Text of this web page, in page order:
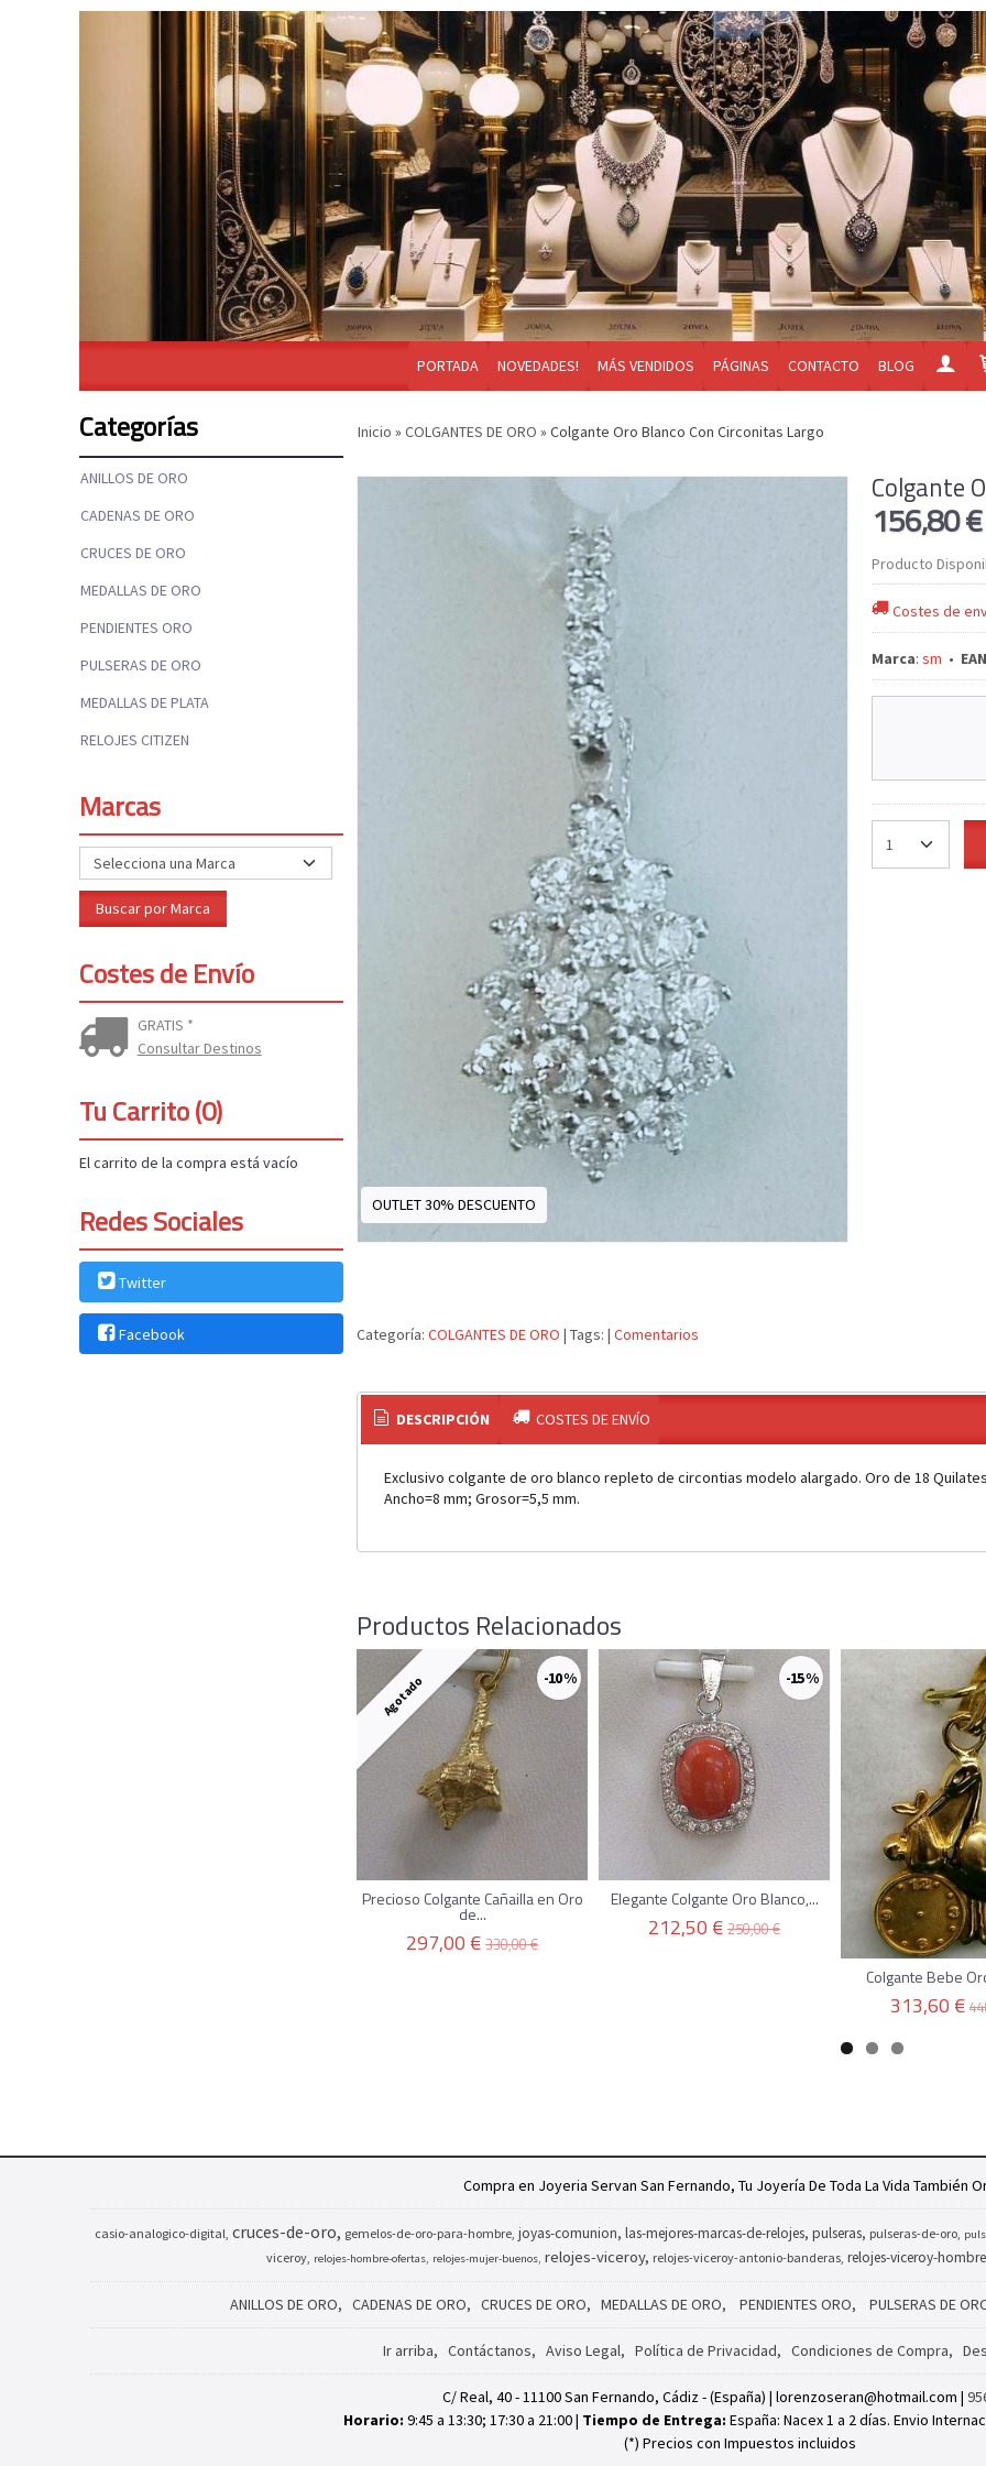
PORTADA NOVEDADES! MÁS VENDIDOS PÁGINAS CONTACTO BLOG
Categorías
ANILLOS DE ORO
CADENAS DE ORO
CRUCES DE ORO
MEDALLAS DE ORO
PENDIENTES ORO
PULSERAS DE ORO
MEDALLAS DE PLATA
RELOJES CITIZEN
Marcas
Costes de Envío
GRATIS *
Consultar Destinos
Tu Carrito (0)
El carrito de la compra está vacío
Redes Sociales
Twitter
Facebook
Inicio » COLGANTES DE ORO » Colgante Oro Blanco Con Circonitas Largo
OUTLET 30% DESCUENTO
Colgante
156,80 €
Producto
Costes de
Marca: sm •
Categoría: COLGANTES DE ORO | Tags: | Comentarios
DESCRIPCIÓN COSTES DE ENVÍO
Exclusivo colgante de oro blanco repleto de circontias modelo alargado. Oro de 18
Ancho=8 mm; Grosor=5,5 mm.
Productos Relacionados
Agotado -10 %
Precioso Colgante Cañailla en Oro
de...
297,00 € 330,00 €
-15 %
Elegante Colgante Oro Blanco,...
212,50 € 250,00 €
Colgante Bebe
313,60 €
Compra en Joyeria Servan San Fernando, Tu Joyería De Toda La Vida También
casio-analogico-digital cruces-de-oro gemelos-de-oro-para-hombre joyas-comunion las-mejores-marcas-de-relojes pulseras pulseras-de-oro
viceroy relojes-hombre-ofertas relojes-mujer-buenos relojes-viceroy relojes-viceroy-antonio-banderas relojes-viceroy-hombre
ANILLOS DE ORO CADENAS DE ORO CRUCES DE ORO MEDALLAS DE ORO PENDIENTES ORO PULSERAS DE
Ir arriba Contáctanos Aviso Legal Política de Privacidad Condiciones de Compra
C/ Real, 40 - 11100 San Fernando, Cádiz - (España) | lorenzoseran@hotmail.com |
Horario: 9:45 a 13:30; 17:30 a 21:00 | Tiempo de Entrega: España: Nacex 1 a 2 días. Envio
(*) Precios con Impuestos incluidos